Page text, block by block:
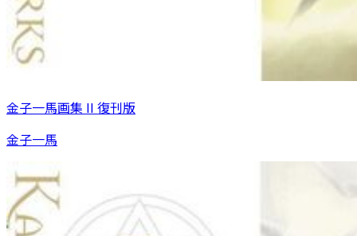
金子一馬画集 II 復刊版
金子一馬